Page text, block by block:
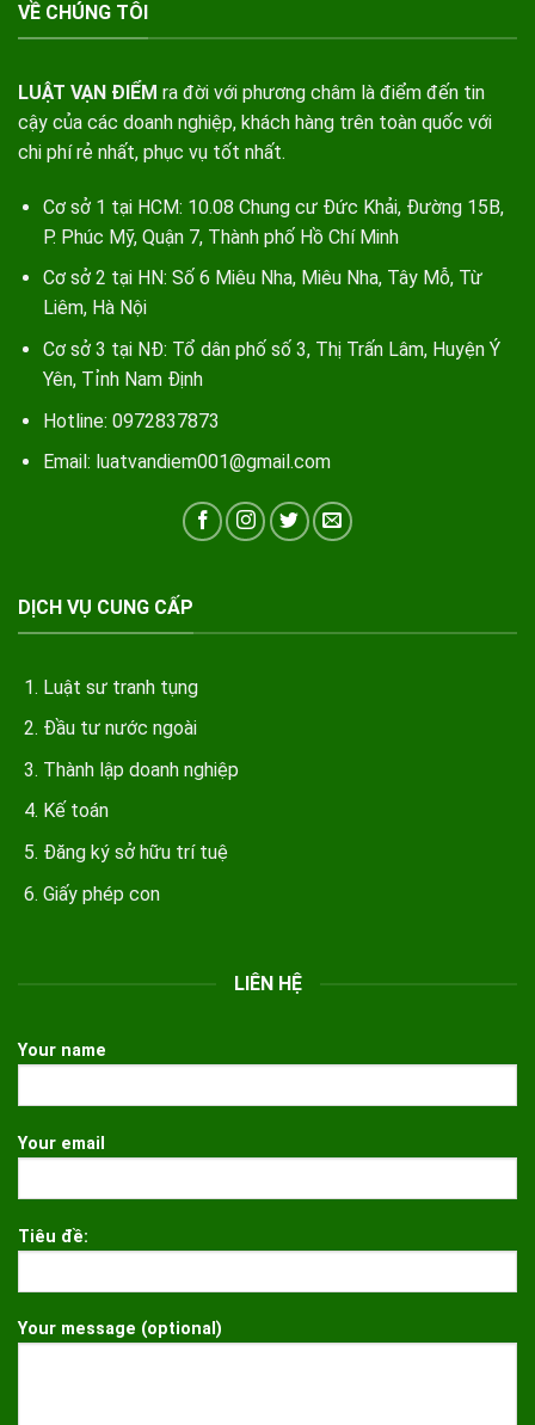
VỀ CHÚNG TÔI
LUẬT VẠN ĐIỂM ra đời với phương châm là điểm đến tin
cậy của các doanh nghiệp, khách hàng trên toàn quốc với
chi phí rẻ nhất, phục vụ tốt nhất.
Cơ sở 1 tại HCM: 10.08 Chung cư Đức Khải, Đường 15B,
P. Phúc Mỹ, Quận 7, Thành phố Hồ Chí Minh
Cơ sở 2 tại HN: Số 6 Miêu Nha, Miêu Nha, Tây Mỗ, Từ
Liêm, Hà Nội
Cơ sở 3 tại NĐ: Tổ dân phố số 3, Thị Trấn Lâm, Huyện Ý
Yên, Tỉnh Nam Định
Hotline: 0972837873
Email: luatvandiem001@gmail.com
DỊCH VỤ CUNG CẤP
Luật sư tranh tụng
Đầu tư nước ngoài
Thành lập doanh nghiệp
Kế toán
Đăng ký sở hữu trí tuệ
Giấy phép con
LIÊN HỆ
Your name
Your email
Tiêu đề:
Your message (optional)